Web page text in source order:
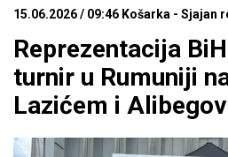
15.06.2026 / 09:46 Košarka - Sjajan
Reprezentacija
turnir u Rumuniji
Lazićem i